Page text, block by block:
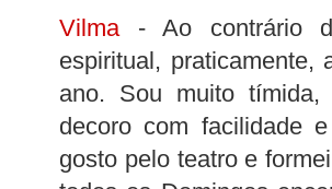
Vilma - Ao contrário
espiritual,
ano. Sou muito tímida,
decoro com facilidade
gosto pelo teatro e